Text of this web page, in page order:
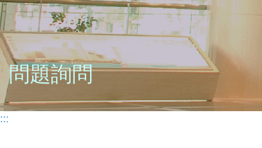
問題詢問
:::